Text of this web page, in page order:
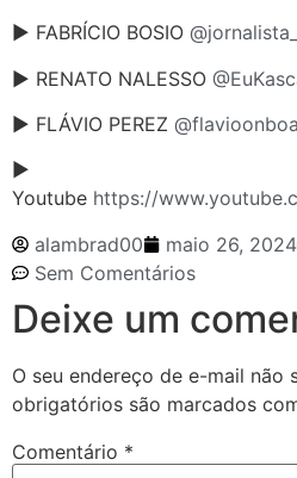
► FABRÍCIO BOSIO
► RENATO NALESSO
► FLÁVIO PEREZ
►
Youtube https://
alambrad00
maio 26, 2024
Sem Comentários
Deixe um
O seu endereço de e-mail não
obrigatórios são marcados
Comentário *